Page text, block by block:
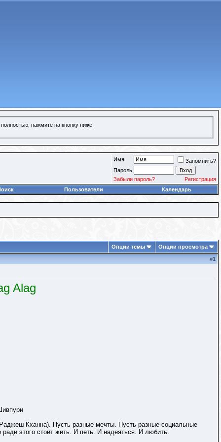
нажмите на кнопку ниже
Имя
Запомнить?
Пароль
Забыли пароль?
Регистрация
Пользователи Календарь
Опции темы Опции просмотра
#1
Alag
Кханна). Пусть разные мечты. Пусть разные социальные
этого стоит жить. И петь. И надеяться. И любить.